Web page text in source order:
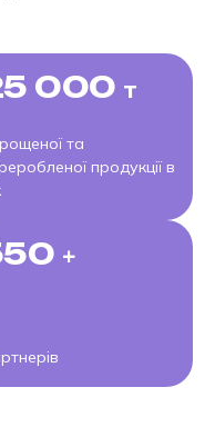
000 т
та
продукції в
+